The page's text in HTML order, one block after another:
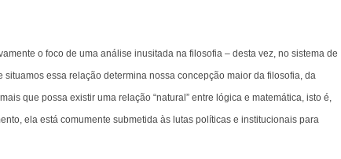
o foco de uma análise inusitada na filosofia – desta vez, no sistema de
essa relação determina nossa concepção maior da filosofia, da
que possa existir uma relação “natural” entre lógica e matemática, isto é,
ela está comumente submetida às lutas políticas e institucionais para